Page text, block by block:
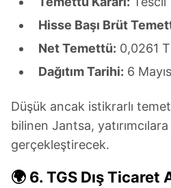
Hisse Başı Brüt
Net Temettü: 0,0261
Dağıtım Tarihi: 6
Düşük ancak istikrarlı
bilinen Jantsa,
gerçekleştirecek.
🌍 6. TGS Dış Ticaret